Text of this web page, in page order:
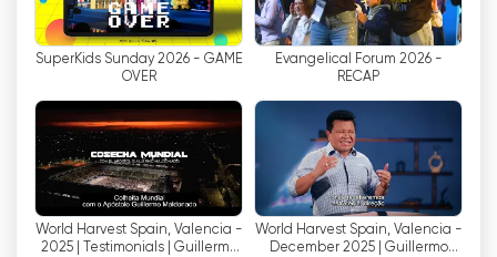
音を伝える最も効果的な方法のひとつだと信じてい
ます。衛星テレビを使えば、世界のさまざまな地域
で幅広い視聴者にリーチすることができます。
WAY TVの特徴の一つは、キリスト教テレビ番組の
生放送である。つまり視聴者は、礼拝や説教、特別
なイベントなどの番組を、自分の家から直接リアル
タイムで見ることができるのです。これにより、
人々はより個人的で親密な方法で信仰とつながるこ
とができる。
SuperKids Sunday 2026 - GAME
OVER
Evangelical Forum 2026 -
RECAP
World Harvest Spain, Valencia -
2025 | Testimonials | Guillermo
World Harvest Spain, Valencia -
December 2025 | Guillermo